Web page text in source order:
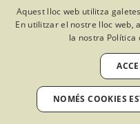
© Col·legi Oficial Infermeres i
Criteris de privacitat
Política
Política de protecció de dades
Aquest lloc web utilitza
En utilitzar el nostre lloc web,
la nostra Política
NOMÉS COOKIES